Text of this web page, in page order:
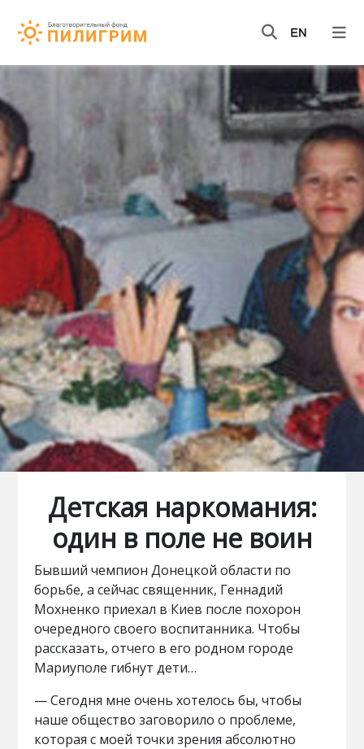
ВИДЕО О НАС
Детская наркомания:
один в поле не воин
Бывший чемпион Донецкой области по
борьбе, а сейчас священник, Геннадий
Мохненко приехал в Киев после похорон
очередного своего воспитанника. Чтобы
рассказать, отчего в его родном городе
Мариуполе гибнут дети…
— Сегодня мне очень хотелось бы, чтобы
наше общество заговорило о проблеме,
которая с моей точки зрения абсолютно